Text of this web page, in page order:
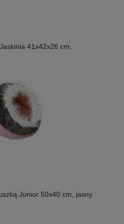
41x42x26 cm,
Junior 50x40 cm, jasny